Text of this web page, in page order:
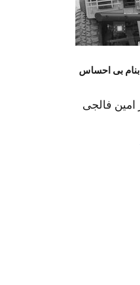
بنام بی احساس
امین فالجی